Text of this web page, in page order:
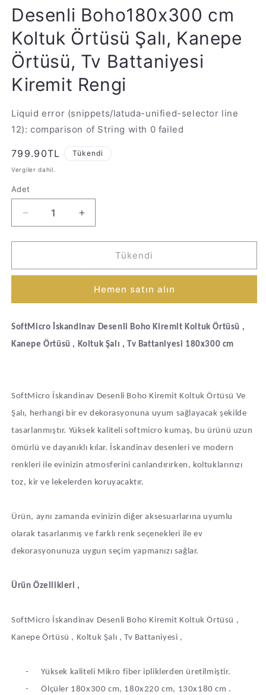
Desenli Boho180x300 cm
Koltuk Örtüsü Şalı, Kanepe
Örtüsü, Tv Battaniyesi
Kiremit Rengi
Liquid error (snippets/latuda-unified-selector line
12): comparison of String with 0 failed
Normal
fiyat
799.90TL Tükendi
Vergiler dahil.
Adet
Adet
SoftMicro
İskandinav
Desenli
cm
Şalı,
Örtüsü,
Tv
için
azaltın
SoftMicro
İskandinav
Desenli
Boho180x300
cm
Örtüsü
Şalı,
Örtüsü,
Tv
için
artırın
Tükendi
Hemen satın alın
SoftMicro İskandinav Desenli Boho Kiremit Koltuk Örtüsü ,
Kanepe Örtüsü , Koltuk Şalı , Tv Battaniyesi 180x300 cm
SoftMicro İskandinav Desenli Boho Kiremit Koltuk Örtüsü Ve
Şalı, herhangi bir ev dekorasyonuna uyum sağlayacak şekilde
tasarlanmıştır. Yüksek kaliteli softmicro kumaş, bu ürünü uzun
ömürlü ve dayanıklı kılar. İskandinav desenleri ve modern
renkleri ile evinizin atmosferini canlandırırken, koltuklarınızı
toz, kir ve lekelerden koruyacaktır.
Ürün, aynı zamanda evinizin diğer aksesuarlarına uyumlu
olarak tasarlanmış ve farklı renk seçenekleri ile ev
dekorasyonunuza uygun seçim yapmanızı sağlar.
Ürün Özellikleri ,
SoftMicro İskandinav Desenli Boho Kiremit Koltuk Örtüsü ,
Kanepe Örtüsü , Koltuk Şalı , Tv Battaniyesi ,
-
Yüksek kaliteli Mikro fiber ipliklerden üretilmiştir.
-
Ölçüler 180x300 cm, 180x220 cm, 130x180 cm .